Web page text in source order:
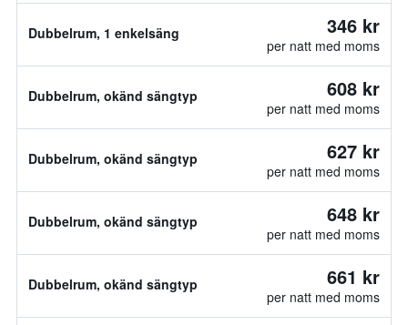
Dubbelrum, 1 enkelsäng 346 kr
per natt med moms
Dubbelrum, okänd sängtyp 608 kr
per natt med moms
Dubbelrum, okänd sängtyp 627 kr
per natt med moms
Dubbelrum, okänd sängtyp 648 kr
per natt med moms
Dubbelrum, okänd sängtyp 661 kr
per natt med moms